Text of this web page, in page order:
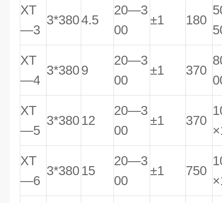
XT
—3
3*3804.5
20—3
00
±1 180
XT
—4
3*3809
20—3
00
±1 370
XT
—5
3*380 12
20—3
00
±1 370
XT
—6
3*380 15
20—3
00
±1 750